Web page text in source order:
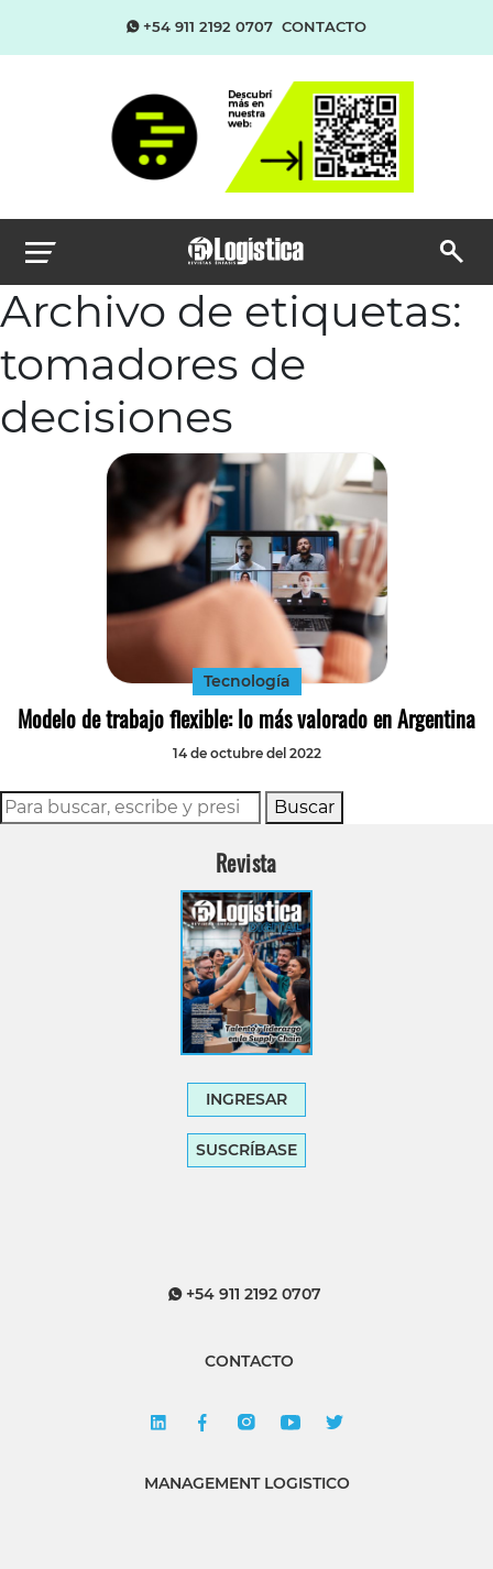
+54 911 2192 0707 CONTACTO
Archivo de etiquetas:
tomadores de
decisiones
Tecnología
Modelo de trabajo flexible: lo más valorado en Argentina
14 de octubre del 2022
Buscar
Revista
INGRESAR
SUSCRÍBASE
+54 911 2192 0707
CONTACTO
MANAGEMENT LOGISTICO